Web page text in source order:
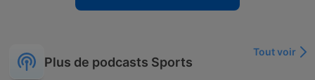
Plus de podcasts Sports
Tout voir